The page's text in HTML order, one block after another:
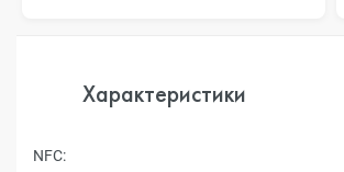
Характеристики
NFC: